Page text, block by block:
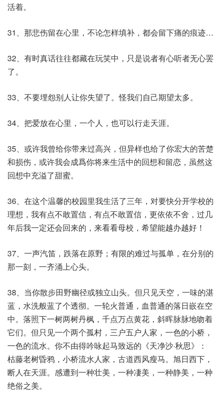
活着。
31、那悲伤留在心里，不论怎样填补，都会留下痛的痕迹…
32、有时真话往往都藏在玩笑中，只是说者有心听者无心罢
了。
33、不要埋怨别人让你失望了。怪我们自己期望太多。
34、把爱放在心里，一个人，也可以行走天涯。
35、或许我曾给你带来过高兴，但异样也给了你宏大的苦楚
和损伤，或许我会成爲你将来生活中的回想和留恋，虽然这
回想中充溢了甜蜜。
36、在这个温馨的校园里我生活了三年，对要快分开学校的
理想，我有点不敢置信，有点不敢置信，更依依不舍，过几
年后我一定还会回来的，来看看母校，希望能越办越好！
37、一声汽笛，跌落在原野；有限的难过与孤单，在分别的
那一刻，一齐涌上心头。
38、当你散步田野幽径或独立山头。但只见天空，一味的湛
蓝，水洗般蓝了个透彻。一轮火普通，血普通的落日嵌在空
中。落照下一树两树丹枫，千点万点黄花，斜晖脉脉地吻着
它们。但只见一个两个孤村，三户五户人家，一色的小桥，
一色的流水。你不由得吟咏起马致远的《天净沙·秋思》：
枯藤老树昏鸦，小桥流水人家，古道西风瘦马。旭日西下，
断人在天涯。感遭到一种壮美，一种凄美，一种静美，一种
绝俗之美。